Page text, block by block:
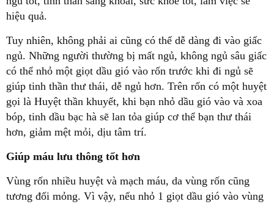
hiệu quả.
Tuy nhiên, không phải ai cũng có thể dễ dàng đi vào giấc
ngủ. Những người thường bị mất ngủ, không ngủ sâu giấc
có thể nhỏ một giọt dầu gió vào rốn trước khi đi ngủ sẽ
giúp tinh thần thư thái, dễ ngủ hơn. Trên rốn có một huyệt
gọi là Huyệt thần khuyết, khi bạn nhỏ dầu gió vào và xoa
bóp, tinh dầu bạc hà sẽ lan tỏa giúp cơ thể bạn thư thái
hơn, giảm mệt mỏi, dịu tâm trí.
Giúp máu lưu thông tốt hơn
Vùng rốn nhiều huyệt và mạch máu, da vùng rốn cũng
tương đối mỏng. Vì vậy, nếu nhỏ 1 giọt dầu gió vào vùng